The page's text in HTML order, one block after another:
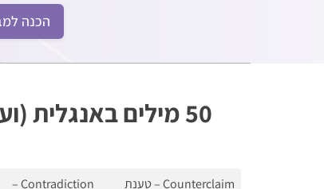
הכנה
Counterclaim – טענת
Contradiction –